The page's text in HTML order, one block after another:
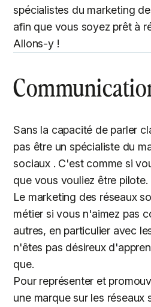
spécialistes du marketing
afin que vous soyez prêt à
Allons-y !
Sans la capacité de parler
pas être un spécialiste du
sociaux . C'est comme si
que vous vouliez être pilote.
Le marketing des réseaux
métier si vous n'aimez pas
autres, en particulier avec
n'êtes pas désireux
que.
Pour représenter et
une marque sur les réseaux